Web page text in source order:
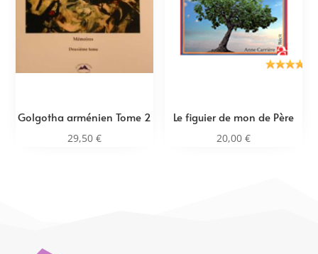
Golgotha arménien Tome 2
29,50€
Le figuier de mon de Père
20,00 €